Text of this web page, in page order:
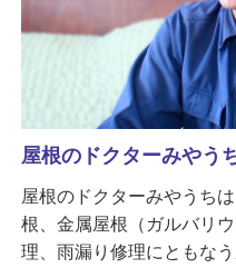
屋根のドクターみやう
屋根のドクターみやうち
根、金属屋根（ガルバリ
理、雨漏り修理にともな